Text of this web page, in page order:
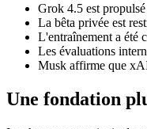
Grok 4.5 est
La bêta privée est
L'entraînement a été
Les évaluations
Musk affirme que
Une fondation